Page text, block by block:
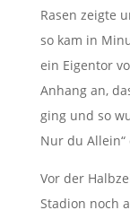
Rasen zeigte
so kam in
ein Eigentor
Anhang an,
ging und so
Nur du
Vor der
Stadion noch